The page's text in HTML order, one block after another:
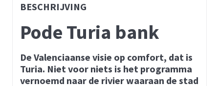
BESCHRIJVING
Pode Turia bank
De Valenciaanse visie op comfort, dat is
Turia. Niet voor niets is het programma
vernoemd naar de rivier waaraan de stad